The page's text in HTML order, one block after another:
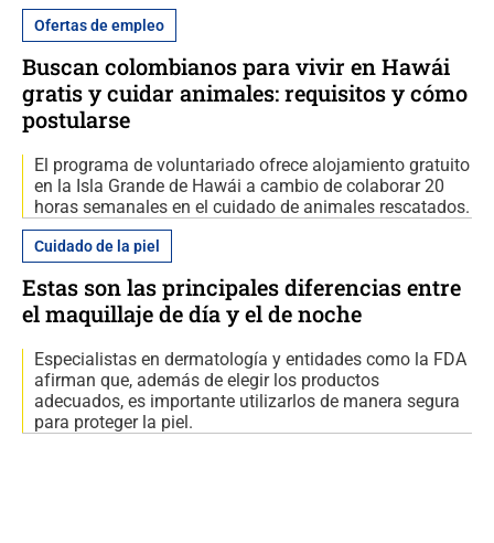
Ofertas de empleo
Buscan colombianos para vivir en Hawái
gratis y cuidar animales: requisitos y cómo
postularse
El programa de voluntariado ofrece alojamiento gratuito
en la Isla Grande de Hawái a cambio de colaborar 20
horas semanales en el cuidado de animales rescatados.
Cuidado de la piel
Estas son las principales diferencias entre
el maquillaje de día y el de noche
Especialistas en dermatología y entidades como la FDA
afirman que, además de elegir los productos
adecuados, es importante utilizarlos de manera segura
para proteger la piel.